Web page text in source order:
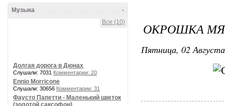
-
Музыка
Все (10)
Долгая дорога в Дюнах
Слушали: 7031 Комментарии: 20
Ennio Morricone
Слушали: 30656 Комментарии: 31
Фаусто Папетти - Маленький цветок
(золотой саксофон)
ОКРОШКА
Пятница, 02